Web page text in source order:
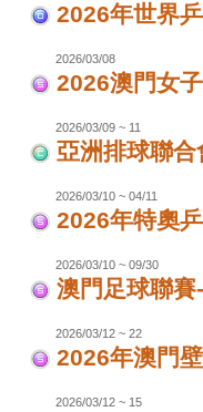
2026年世界
2026/03/08
2026澳門女
2026/03/09 ~ 11
亞洲排球聯
2026/03/10 ~ 04/11
2026年特奧
2026/03/10 ~ 09/30
澳門足球聯
2026/03/12 ~ 22
2026年澳門
2026/03/12 ~ 15